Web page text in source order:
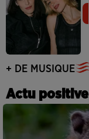
+ DE MUSIQUE
Actu positive